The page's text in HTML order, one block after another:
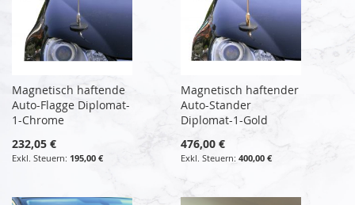
Magnetisch haftende
Auto-Flagge Diplomat-
1-Chrome
232,05 €
195,00 €
Magnetisch haftender
Auto-Stander
Diplomat-1-Gold
476,00 €
400,00 €